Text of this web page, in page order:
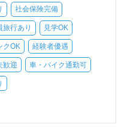
社会保険完備
旅行あり 見学OK
クOK 経験者優遇
歓迎 車・バイク通勤可